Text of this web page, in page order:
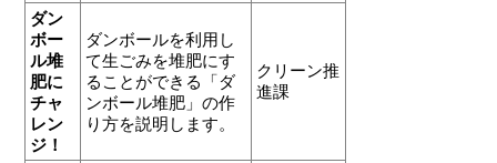
ダン
ボー
ル堆
肥に
チャ
レン
ジ！
ダンボールを利用し
て生ごみを堆肥にす
ることができる「ダ
ンボール堆肥」の作
り方を説明します。
クリーン推
進課